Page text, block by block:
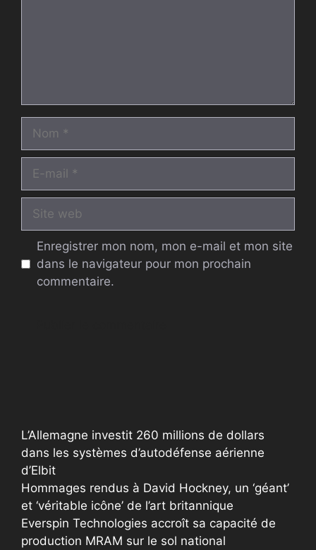
Enregistrer mon nom, mon e-mail et mon site
dans le navigateur pour mon prochain
commentaire.
r
n
a
t
v
L’Allemagne investit 260 millions de dollars
dans les systèmes d’autodéfense aérienne
d’Elbit
Hommages rendus à David Hockney, un ‘géant’
et ‘véritable icône’ de l’art britannique
Everspin Technologies accroît sa capacité de
production MRAM sur le sol national